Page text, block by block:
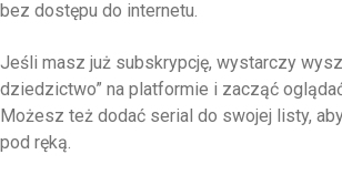
bez dostępu do internetu.
Jeśli masz już subskrypcję, wystarczy
dziedzictwo” na platformie i zacząć
Możesz też dodać serial do swojej listy,
pod ręką.